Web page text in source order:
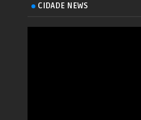
CIDADE NEWS